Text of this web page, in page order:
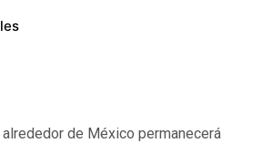
de México permanecerá